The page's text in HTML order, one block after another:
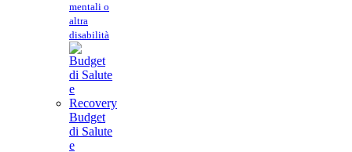
mentali o
altra
disabilità
Budget
di Salute
e